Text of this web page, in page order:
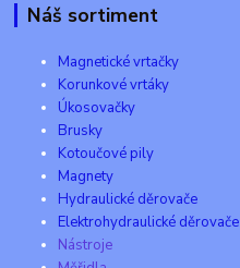
Náš sortiment
Magnetické vrtačky
Korunkové vrtáky
Úkosovačky
Brusky
Kotoučové pily
Magnety
Hydraulické děrovače
Elektrohydraulické děrovače
Nástroje